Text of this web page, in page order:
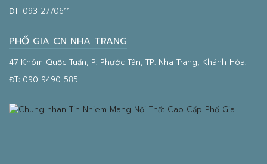
ĐT: 093 2770611
PHỐ GIA CN NHA TRANG
47 Khóm Quốc Tuấn, P. Phước Tân, TP. Nha Trang, Khánh Hòa.
ĐT: 090 9490 585